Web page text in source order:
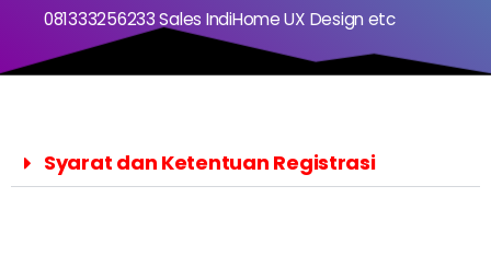
081333256233 Sales IndiHome UX Design etc
Syarat dan Ketentuan Registrasi